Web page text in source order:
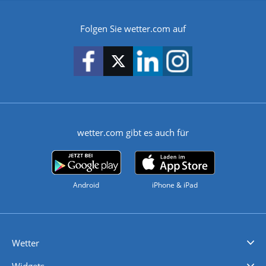
Folgen Sie wetter.com auf
wetter.com gibt es auch für
Android iPhone & iPad
Wetter